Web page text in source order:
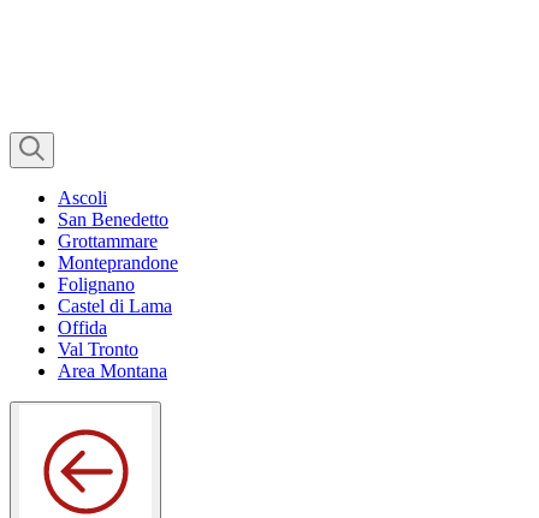
Ascoli
San Benedetto
Grottammare
Monteprandone
Folignano
Castel di Lama
Offida
Val Tronto
Area Montana